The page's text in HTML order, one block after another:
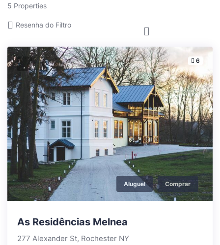
5 Properties
Resenha do Filtro
6
Aluguel Comprar
As Residências Melnea
277 Alexander St, Rochester NY